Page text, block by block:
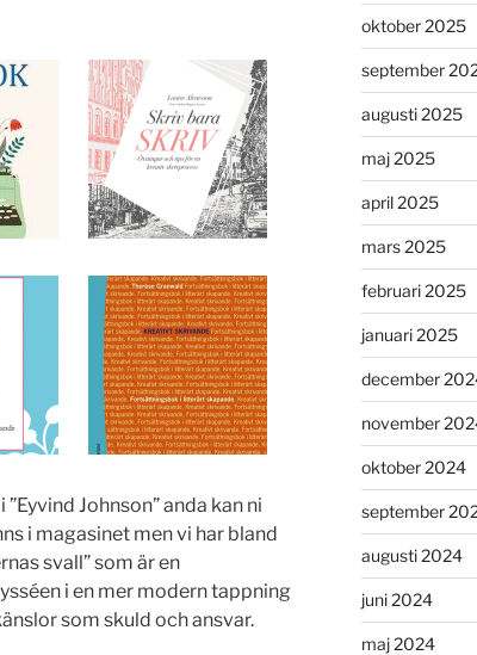
Johnson” anda kan ni
i magasinet men vi har bland
svall” som är en
i en mer modern tappning
som skuld och ansvar.
oktober 2025
september
augusti 2025
maj 2025
april 2025
mars 2025
februari 2025
januari 2025
december
november
oktober 2024
september
augusti 2024
juni 2024
maj 2024